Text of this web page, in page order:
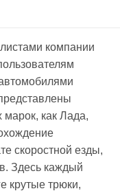
компании
как Лада,
скоростной езды,
Здесь каждый
крутые трюки,